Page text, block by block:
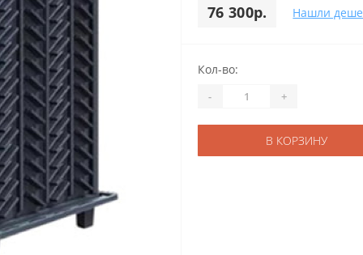
76 300р. Нашли
Кол-во:
- +
В КОРЗИНУ